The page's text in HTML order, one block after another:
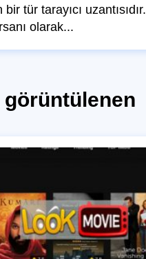
tür tarayıcı uzantısıdır.
olarak...
görüntülenen